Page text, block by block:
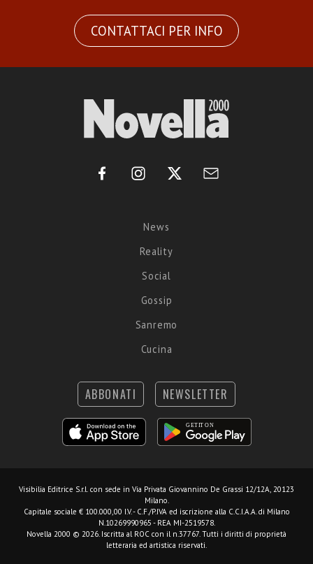
CONTATTACI PER INFO
News
Reality
Social
Gossip
Sanremo
Cucina
ABBONATI NEWSLETTER
Visibilia Editrice S.r.l. con sede in Via Privata Giovannino De Grassi 12/12A, 20123
Milano.
Capitale sociale € 100.000,00 I.V. - C.F./P.IVA ed iscrizione alla C.C.I.A.A. di Milano
N.10269990965 - REA MI-2519578.
Novella 2000 © 2026. Iscritta al ROC con il n.37767. Tutti i diritti di proprietà
letteraria ed artistica riservati.